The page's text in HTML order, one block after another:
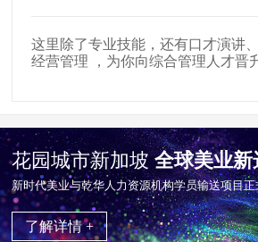
新时代集团旗下拥有50家美容美发
遍布广东、湖南、四川、贵州、广
花园城市新加坡全球美业新
新时代美业与乾华⼈⼒资源机构学员输送项目
了解详情 +